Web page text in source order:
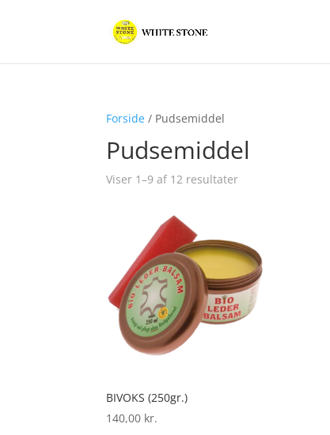
Forside / Pudsemiddel
Pudsemiddel
Viser 1–9 af 12 resultater
BIVOKS (250gr.)
140,00 kr.